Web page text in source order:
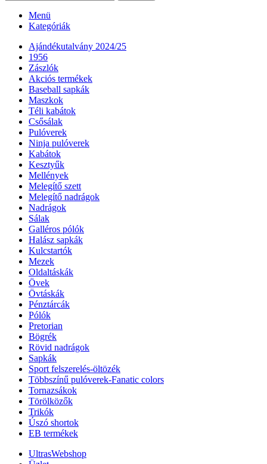
Menü
Kategóriák
Ajándékutalvány 2024/25
1956
Zászlók
Akciós termékek
Baseball sapkák
Maszkok
Téli kabátok
Csősálak
Pulóverek
Ninja pulóverek
Kabátok
Kesztyűk
Mellények
Melegítő szett
Melegítő nadrágok
Nadrágok
Sálak
Galléros pólók
Halász sapkák
Kulcstartók
Mezek
Oldaltáskák
Övek
Övtáskák
Pénztárcák
Pólók
Pretorian
Bögrék
Rövid nadrágok
Sapkák
Sport felszerelés-öltözék
Többszínű pulóverek-Fanatic colors
Tornazsákok
Törölközők
Trikók
Úszó shortok
EB termékek
UltrasWebshop